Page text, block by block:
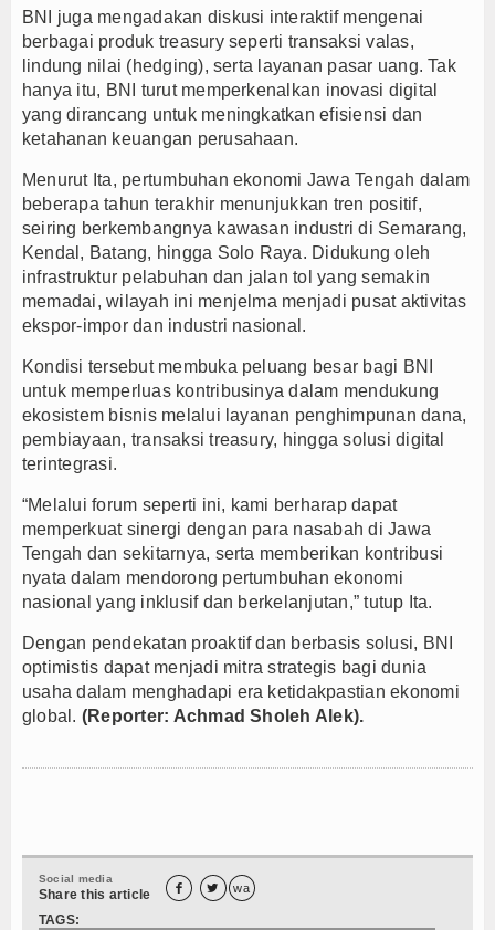
BNI juga mengadakan diskusi interaktif mengenai
berbagai produk treasury seperti transaksi valas,
lindung nilai (hedging), serta layanan pasar uang. Tak
hanya itu, BNI turut memperkenalkan inovasi digital
yang dirancang untuk meningkatkan efisiensi dan
ketahanan keuangan perusahaan.
Menurut Ita, pertumbuhan ekonomi Jawa Tengah dalam
beberapa tahun terakhir menunjukkan tren positif,
seiring berkembangnya kawasan industri di Semarang,
Kendal, Batang, hingga Solo Raya. Didukung oleh
infrastruktur pelabuhan dan jalan tol yang semakin
memadai, wilayah ini menjelma menjadi pusat aktivitas
ekspor-impor dan industri nasional.
Kondisi tersebut membuka peluang besar bagi BNI
untuk memperluas kontribusinya dalam mendukung
ekosistem bisnis melalui layanan penghimpunan dana,
pembiayaan, transaksi treasury, hingga solusi digital
terintegrasi.
“Melalui forum seperti ini, kami berharap dapat
memperkuat sinergi dengan para nasabah di Jawa
Tengah dan sekitarnya, serta memberikan kontribusi
nyata dalam mendorong pertumbuhan ekonomi
nasional yang inklusif dan berkelanjutan,” tutup Ita.
Dengan pendekatan proaktif dan berbasis solusi, BNI
optimistis dapat menjadi mitra strategis bagi dunia
usaha dalam menghadapi era ketidakpastian ekonomi
global. (Reporter: Achmad Sholeh Alek).
Social media
Share this article   wa
TAGS: